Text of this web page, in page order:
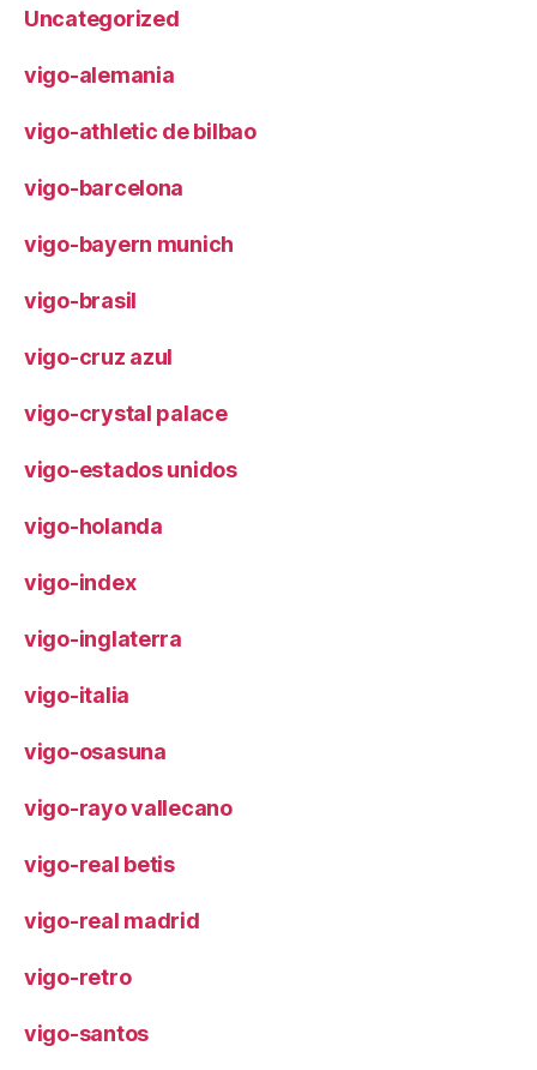
Uncategorized
vigo-alemania
vigo-athletic de bilbao
vigo-barcelona
vigo-bayern munich
vigo-brasil
vigo-cruz azul
vigo-crystal palace
vigo-estados unidos
vigo-holanda
vigo-index
vigo-inglaterra
vigo-italia
vigo-osasuna
vigo-rayo vallecano
vigo-real betis
vigo-real madrid
vigo-retro
vigo-santos